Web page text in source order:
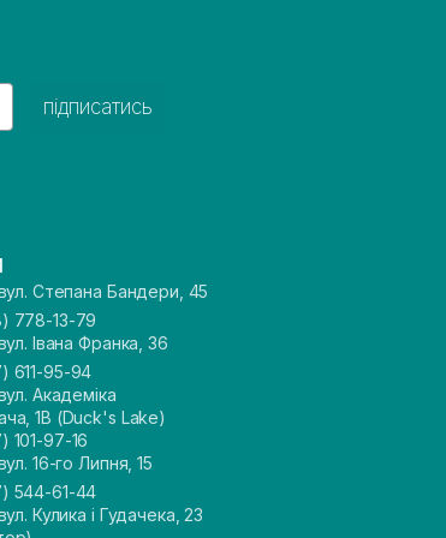
підписатись
Степана Бандери, 45
778-13-79
Івана Франка, 36
611-95-94
Академіка
1В (Duck's Lake)
101-97-16
16-го Липня, 15
544-61-44
Кулика і Гудачека, 23